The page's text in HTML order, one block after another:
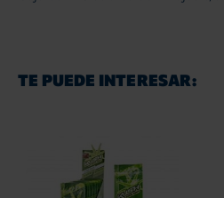
TE PUEDE INTERESAR: